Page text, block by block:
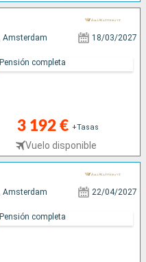
Amsterdam 18/03/2027
3 192 € +Tasas
Vuelo disponible
Pensión completa
Amsterdam 22/04/2027
Pensión completa